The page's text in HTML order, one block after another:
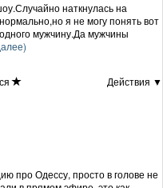
наткнулась на
я не могу понять вот
мужчину.Да мужчины
Действия ▼
про Одессу, просто в голове не